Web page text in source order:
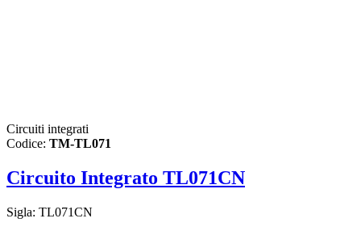
Circuiti integrati
Codice: TM-TL071
Circuito Integrato TL071CN
Sigla: TL071CN